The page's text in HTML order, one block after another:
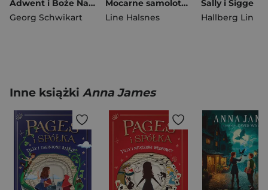
Adwent i Boże Narodzenie
Georg Schwikart
Mocarne samoloty. Ale to wielkie!
Line Halsnes
Sally i Sigge
Hallberg Lin
Inne książki Anna James